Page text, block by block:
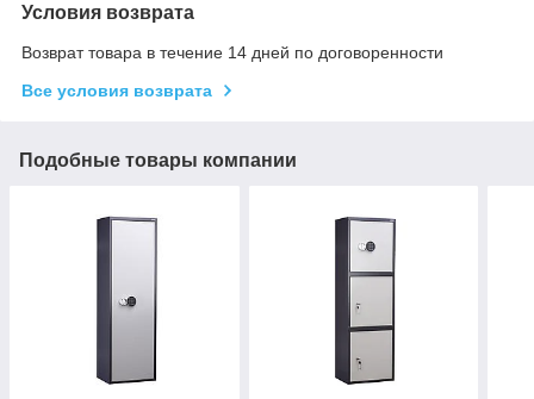
Условия возврата
Возврат товара в течение 14 дней по договоренности
Все условия возврата
Подобные товары компании